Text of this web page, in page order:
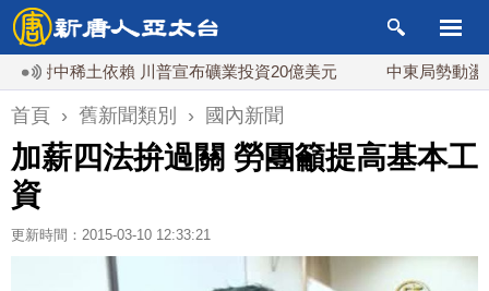
對中稀土依賴 川普宣布礦業投資20億美元 中東局勢動盪 土
首頁 › 舊新聞類別 › 國內新聞
加薪四法拚過關 勞團籲提高基本工
資
更新時間：2015-03-10 12:33:21